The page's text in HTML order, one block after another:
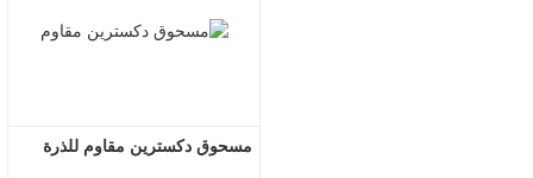
مسحوق دكسترين مقاوم للذرة